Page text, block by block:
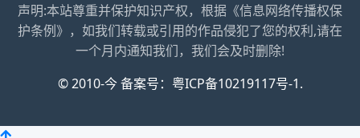
声明:本站尊重并保护知识产权，根据《信息网络传播权保
护条例》，如我们转载或引用的作品侵犯了您的权利,请在
一个月内通知我们，我们会及时删除!
© 2010-今 备案号：粤ICP备10219117号-1.